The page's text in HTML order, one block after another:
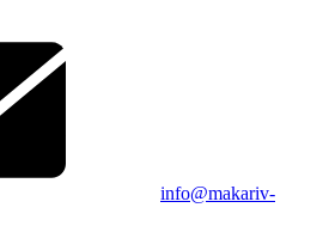
info@makariv-